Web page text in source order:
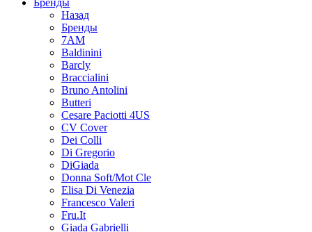
Бренды
Назад
Бренды
7AM
Baldinini
Barcly
Braccialini
Bruno Antolini
Butteri
Cesare Paciotti 4US
CV Cover
Dei Colli
Di Gregorio
DiGiada
Donna Soft/Mot Cle
Elisa Di Venezia
Francesco Valeri
Fru.It
Giada Gabrielli